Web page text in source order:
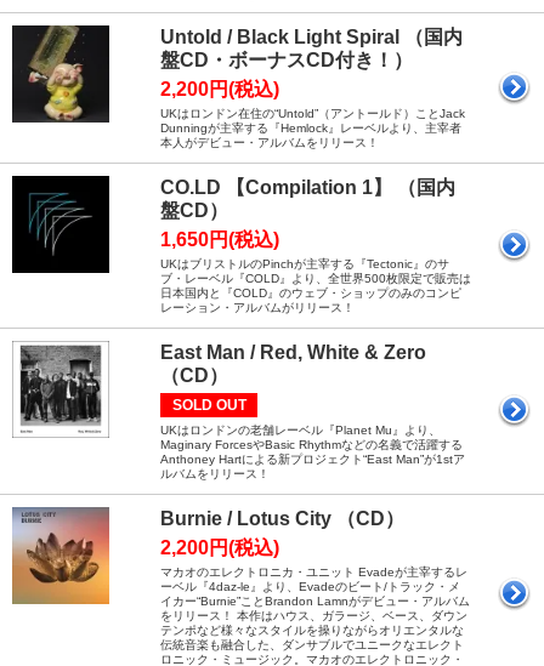
Untold / Black Light Spiral （国内
盤CD・ボーナスCD付き！）
2,200円(税込)
UKはロンドン在住の“Untold”（アントールド）ことJack
Dunningが主宰する『Hemlock』レーベルより、主宰者
本人がデビュー・アルバムをリリース！
CO.LD 【Compilation 1】 （国内
盤CD）
1,650円(税込)
UKはブリストルのPinchが主宰する『Tectonic』のサ
ブ・レーベル『COLD』より、全世界500枚限定で販売は
日本国内と『COLD』のウェブ・ショップのみのコンピ
レーション・アルバムがリリース！
East Man / Red, White & Zero
（CD）
SOLD OUT
UKはロンドンの老舗レーベル『Planet Mu』より、
Maginary ForcesやBasic Rhythmなどの名義で活躍する
Anthoney Hartによる新プロジェクト“East Man”が1stア
ルバムをリリース！
Burnie / Lotus City （CD）
2,200円(税込)
マカオのエレクトロニカ・ユニット Evadeが主宰するレ
ーベル『4daz-le』より、Evadeのビート/トラック・メ
イカー“Burnie”ことBrandon Lamnがデビュー・アルバム
をリリース！ 本作はハウス、ガラージ、ベース、ダウン
テンポなど様々なスタイルを操りながらオリエンタルな
伝統音楽も融合した、ダンサブルでユニークなエレクト
ロニック・ミュージック。マカオのエレクトロニック・